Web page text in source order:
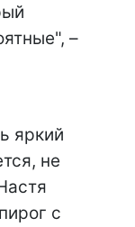
–
яркий
не
с